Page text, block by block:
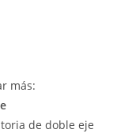
más:
de doble eje